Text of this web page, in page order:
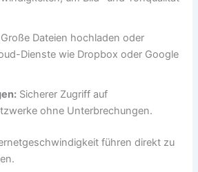
Große Dateien hochladen oder
Dienste wie Dropbox oder Google
Sicherer Zugriff auf
ohne Unterbrechungen.
führen direkt zu